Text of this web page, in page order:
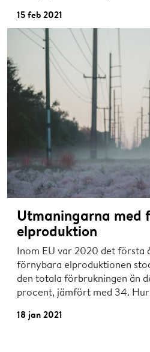
15 feb 2021
Utmaningarna med
elproduktion
Inom EU var 2020 det första
förnybara elproduktionen
den totala förbrukningen än
procent, jämfört med 34.
18 jan 2021